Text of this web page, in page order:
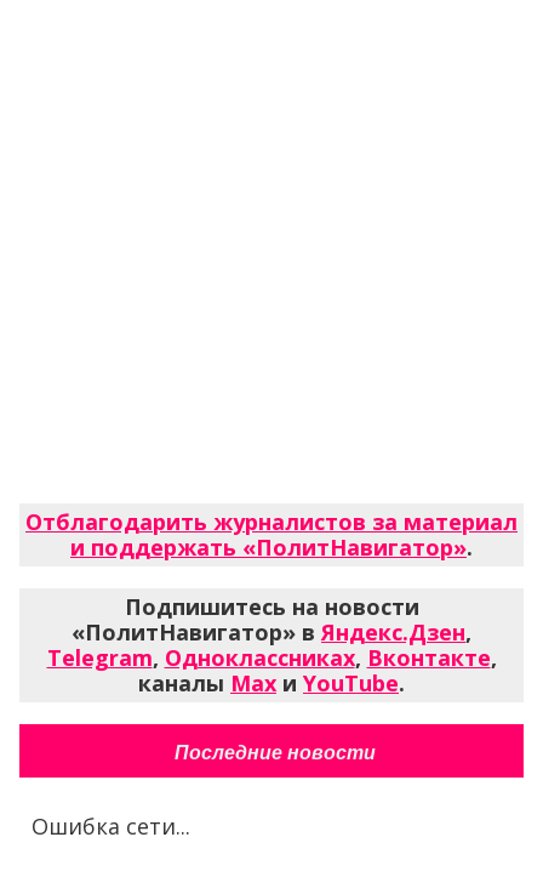
Отблагодарить журналистов за материал
и поддержать «ПолитНавигатор».
Подпишитесь на новости
«ПолитНавигатор» в Яндекс.Дзен,
Telegram, Одноклассниках, Вконтакте,
каналы Max и YouTube.
Последние новости
Ошибка сети...